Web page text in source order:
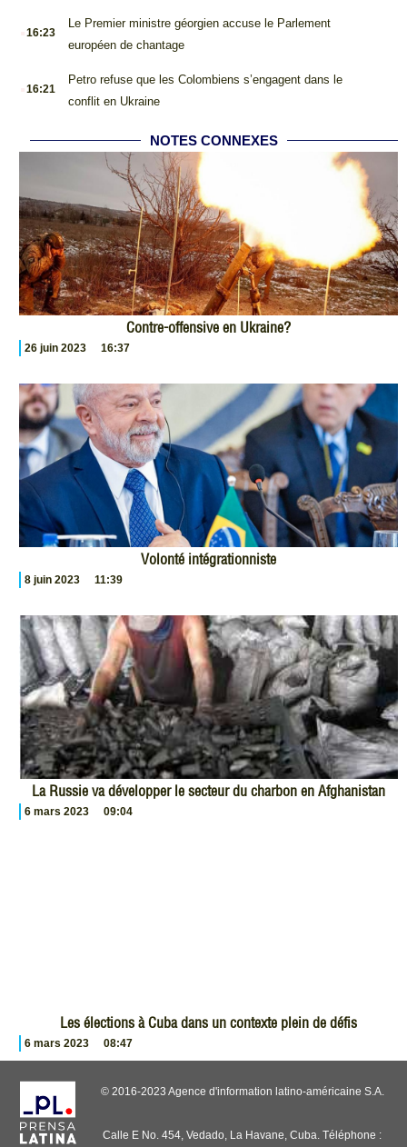
16:23
Le Premier ministre géorgien accuse le Parlement
européen de chantage
16:21
Petro refuse que les Colombiens s’engagent dans le
conflit en Ukraine
NOTES CONNEXES
Contre-offensive en Ukraine?
26 juin 2023 16:37
Volonté intégrationniste
8 juin 2023 11:39
La Russie va développer le secteur du charbon en Afghanistan
6 mars 2023 09:04
Les élections à Cuba dans un contexte plein de défis
6 mars 2023 08:47
© 2016-2023 Agence d'information latino-américaine S.A.
Calle E No. 454, Vedado, La Havane, Cuba. Téléphone :